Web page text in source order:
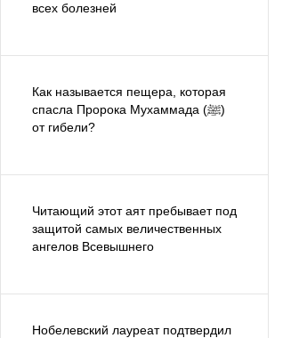
всех болезней
Как называется пещера, которая
спасла Пророка Мухаммада (ﷺ)
от гибели?
Читающий этот аят пребывает под
защитой самых величественных
ангелов Всевышнего
Нобелевский лауреат подтвердил